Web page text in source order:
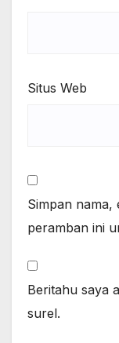
Situs Web
Simpan nama,
peramban ini
Beritahu saya
surel.